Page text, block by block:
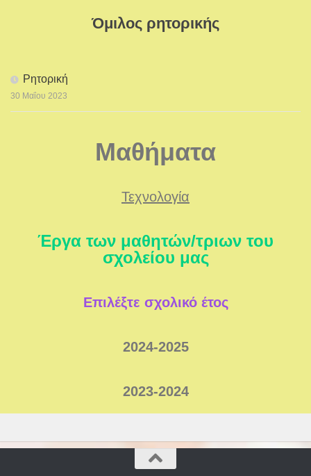
Όμιλος ρητορικής
Ρητορική
30 Μαΐου 2023
Μαθήματα
Τεχνολογία
Έργα των μαθητών/τριων του
σχολείου μας
Επιλέξτε σχολικό έτος
2024-2025
2023-2024